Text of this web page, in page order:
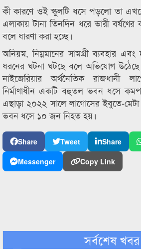
কী কারণে ওই স্কুলটি ধসে পড়লো তা
এলাকায় টানা তিনদিন ধরে ভারী
বলে ধারণা করা হচ্ছে।
অনিয়ম, নিম্নমানের সামগ্রী ব্যবহার এবং
ধরনের ঘটনা ঘটছে বলে অভিযোগ
নাইজেরিয়ার অর্থনৈতিক রাজধানী
নির্মাণাধীন একটি বহুতল ভবন ধসে
এছাড়া ২০২২ সালে লাগোসের ইবুতে-
ভবন ধসে ১০ জন নিহত হয়।
Share Tweet Share
Messenger
Copy Link
সর্বশেষ খবর